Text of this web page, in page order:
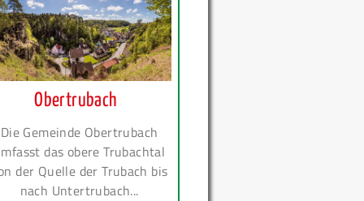
Obertrubach
Die Gemeinde Obertrubach
das obere Trubachtal
der Quelle der Trubach bis
nach Untertrubach...